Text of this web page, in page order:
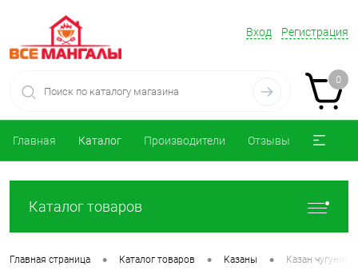
Вход Регистрация
0
Главная Каталог Производители Отзывы
Каталог товаров
Главная страница • Каталог товаров • Казаны • Казан